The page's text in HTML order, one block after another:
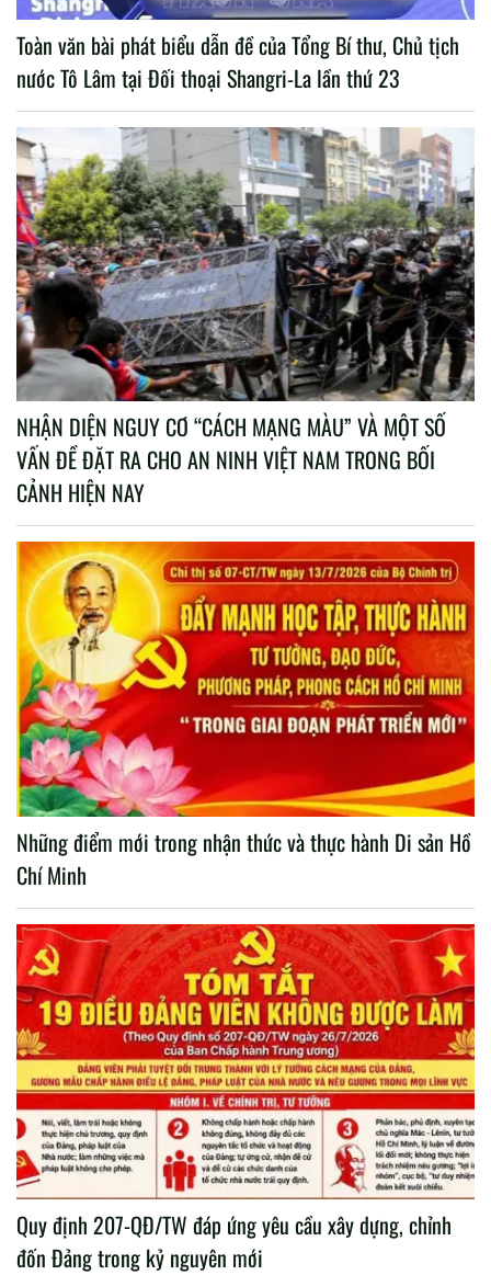
Toàn văn bài phát biểu dẫn đề của Tổng Bí thư, Chủ tịch
nước Tô Lâm tại Đối thoại Shangri-La lần thứ 23
NHẬN DIỆN NGUY CƠ “CÁCH MẠNG MÀU” VÀ MỘT SỐ
VẤN ĐỀ ĐẶT RA CHO AN NINH VIỆT NAM TRONG BỐI
CẢNH HIỆN NAY
Những điểm mới trong nhận thức và thực hành Di sản Hồ
Chí Minh
Quy định 207-QĐ/TW đáp ứng yêu cầu xây dựng, chỉnh
đốn Đảng trong kỷ nguyên mới